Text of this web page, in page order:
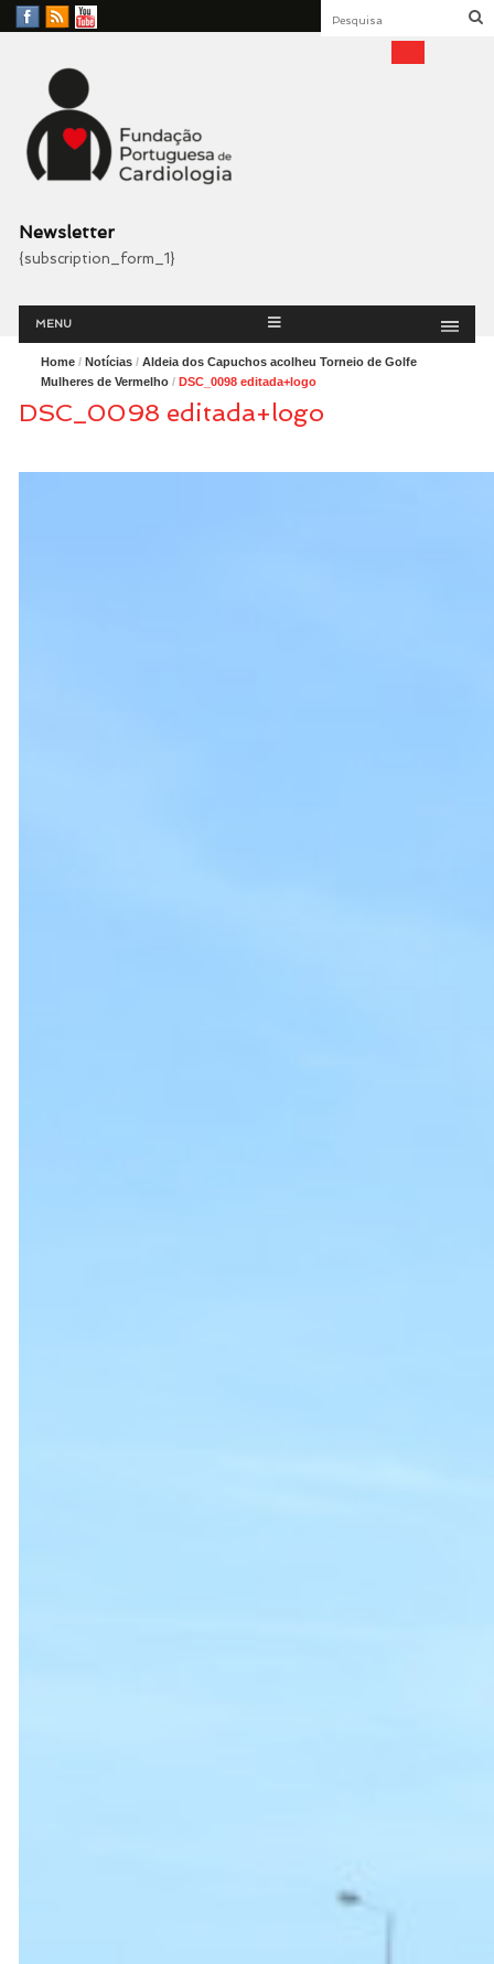
Facebook
RSS
YouTube
Fundação Portuguesa
Cardiologia
Newsletter
{subscription_form_1}
Menu
MENU
Home/ Notícias/ Aldeia dos Capuchos acolheu Torneio de Golfe
Mulheres de Vermelho/ DSC_0098 editada+logo
DSC_0098 editada+logo